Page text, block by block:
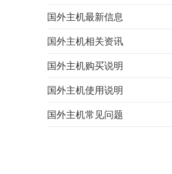
国外主机最新信息
国外主机相关资讯
国外主机购买说明
国外主机使用说明
国外主机常见问题